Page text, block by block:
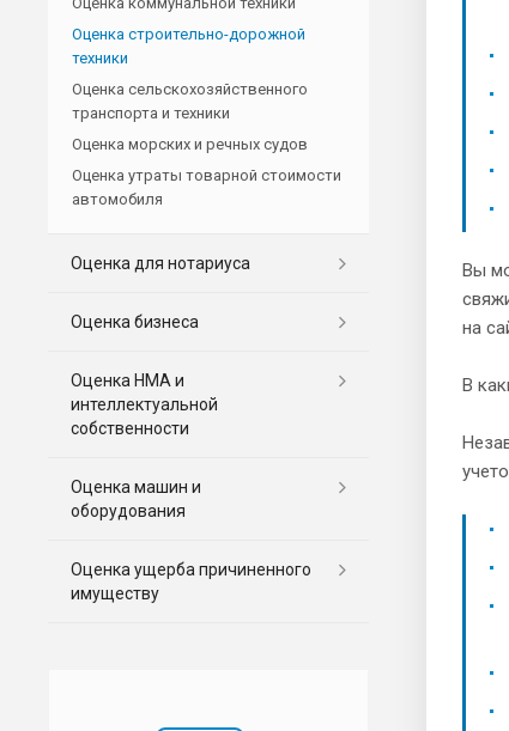
Вы
на
В
Оценка строительно-дорожной
техники
Оценка сельскохозяйственного
транспорта и техники
Оценка морских и речных судов
Оценка утраты товарной стоимости
автомобиля
Оценка для нотариуса
Оценка бизнеса
Оценка НМА и
интеллектуальной
собственности
Оценка машин и
оборудования
Оценка ущерба причиненного
имуществу